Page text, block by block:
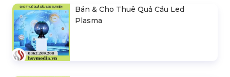
Bán & Cho Thuê Quả Cầu Led
Plasma